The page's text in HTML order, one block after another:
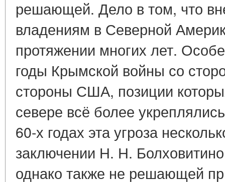
решающей. Дело в том, что
владениям в Северной
протяжении многих лет.
годы Крымской войны со
стороны США, позиции
севере всё более
60-х годах эта угроза
заключении Н. Н.
однако также не решающей